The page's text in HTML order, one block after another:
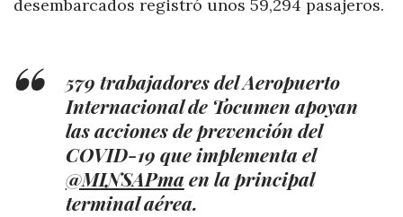
desembarcados registró unos 59,294 pasajeros.
579 trabajadores del Aeropuerto
Internacional de Tocumen apoyan
las acciones de prevención del
COVID-19 que implementa el
@MINSAPma en la principal
terminal aérea.